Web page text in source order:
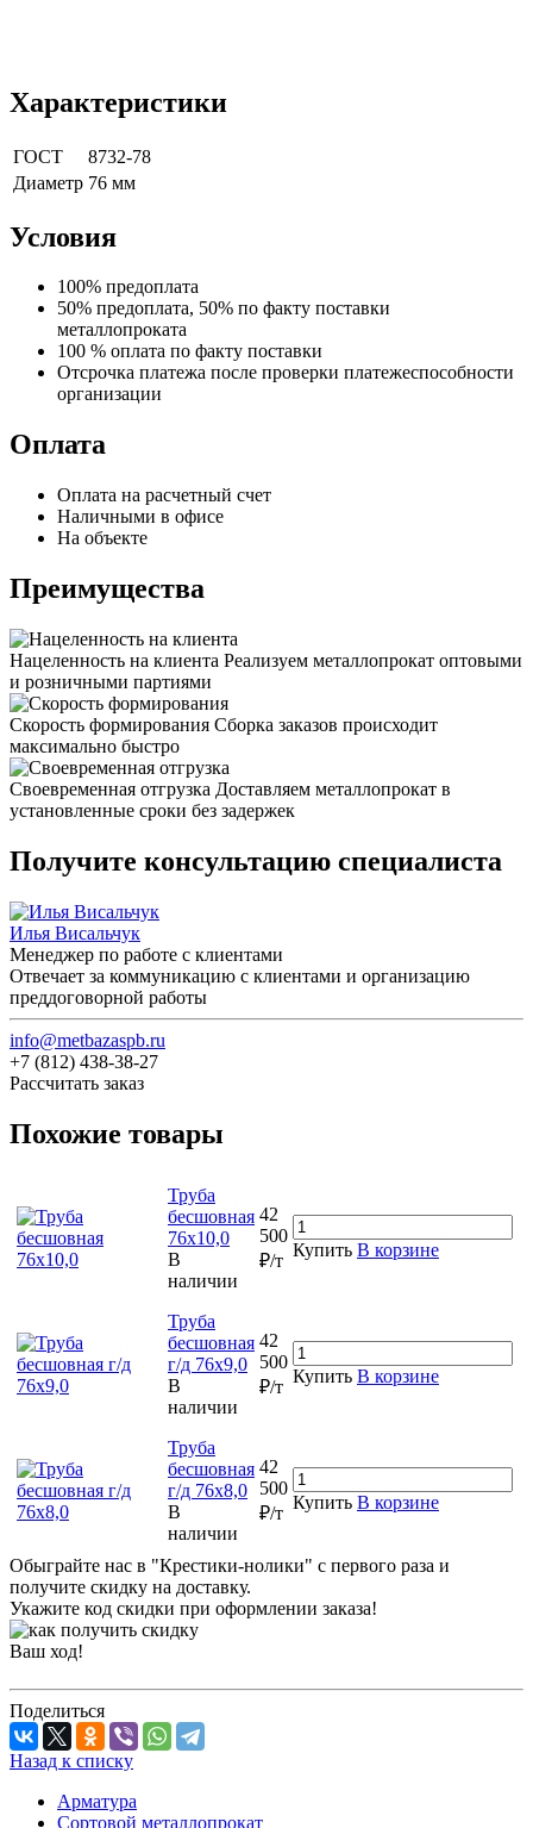
Характеристики
ГОСТ
8732-78
Диаметр 76 мм
Условия
100% предоплата
50% предоплата, 50% по факту поставки
металлопроката
100 % оплата по факту поставки
Отсрочка платежа после проверки платежеспособности
организации
Оплата
Оплата на расчетный счет
Наличными в офисе
На объекте
Преимущества
Нацеленность на клиента Реализуем металлопрокат оптовыми
и розничными партиями
Скорость формирования Сборка заказов происходит
максимально быстро
Своевременная отгрузка Доставляем металлопрокат в
установленные сроки без задержек
Получите консультацию специалиста
Илья Висальчук
Менеджер по работе с клиентами
Отвечает за коммуникацию с клиентами и организацию
преддоговорной работы
info@metbazaspb.ru
+7 (812) 438-38-27
Рассчитать заказ
Похожие товары
Труба
бесшовная
76х10,0
В
наличии
42
500
₽/т
Купить В корзине
Труба
бесшовная
г/д 76х9,0
В
наличии
42
500
₽/т
Купить В корзине
Труба
бесшовная
г/д 76х8,0
В
наличии
42
500
₽/т
Купить В корзине
Обыграйте нас в "Крестики-нолики" с первого раза и
получите скидку на доставку.
Укажите код скидки при оформлении заказа!
Ваш ход!
Поделиться
Назад к списку
Арматура
Сортовой металлопрокат